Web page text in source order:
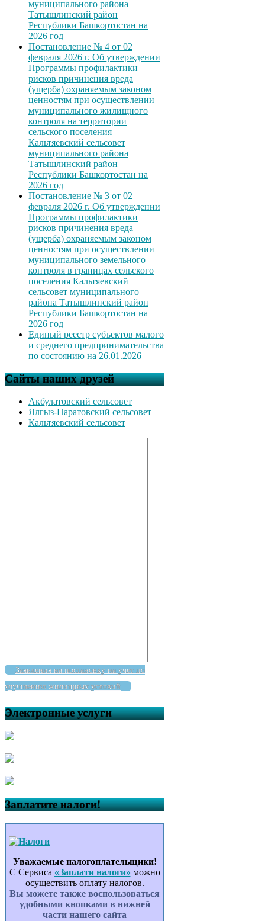
муниципального района
Татышлинский район
Республики Башкортостан на
2026 год
Постановление № 4 от 02
февраля 2026 г. Об утверждении
Программы профилактики
рисков причинения вреда
(ущерба) охраняемым законом
ценностям при осуществлении
муниципального жилищного
контроля на территории
сельского поселения
Кальтяевский сельсовет
муниципального района
Татышлинский район
Республики Башкортостан на
2026 год
Постановление № 3 от 02
февраля 2026 г. Об утверждении
Программы профилактики
рисков причинения вреда
(ущерба) охраняемым законом
ценностям при осуществлении
муниципального земельного
контроля в границах сельского
поселения Кальтяевский
сельсовет муниципального
района Татышлинский район
Республики Башкортостан на
2026 год
Единый реестр субъектов малого
и среднего предпринимательства
по состоянию на 26.01.2026
Сайты наших друзей
Акбулатовский сельсовет
Ялгыз-Наратовский сельсовет
Кальтяевский сельсовет
Заявления на постановку на учет по
улучшению жилищных условий
Электронные услуги
Заплатите налоги!
Уважаемые налогоплательщики!
С Сервиса «Заплати налоги» можно
осуществить оплату налогов.
Вы можете также воспользоваться
удобными кнопками в нижней
части нашего сайта